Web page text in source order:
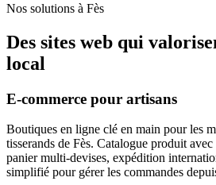
Nos solutions à Fès
Des sites web qui
local
E-commerce pour artisans
Boutiques en ligne clé en main pour les
tisserands de Fès. Catalogue produit
panier multi-devises, expédition
simplifié pour gérer les commandes